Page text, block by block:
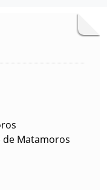
de Matamoros